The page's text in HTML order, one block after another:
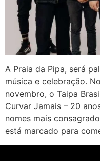
A Praia da Pipa, será
música e celebração.
novembro, o Taipa
Curvar Jamais – 20
nomes mais
está marcado para